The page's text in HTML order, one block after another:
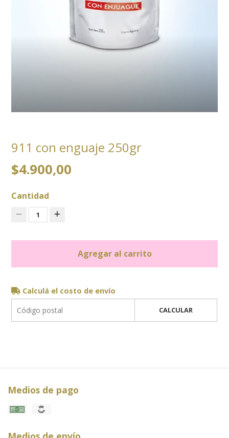
911 con enguaje 250gr
$4.900,00
Cantidad
1
Agregar al carrito
Calculá el costo de envío
CALCULAR
Medios de pago